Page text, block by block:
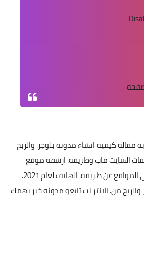
مقاله كيفيه انشاء مدونه بلوجر. والربح
السايت ماب وطريقه. ارشفه موقع
بلوجر في ادوات مشرفي المواقع عن طريقه. الهاتف لعام 2021.
من. الانتر نت تابعو مدونه خبر يهمك